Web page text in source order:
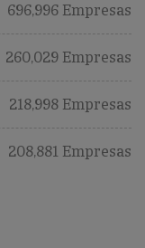
696,996 Empresas
260,029 Empresas
218,998 Empresas
208,881 Empresas